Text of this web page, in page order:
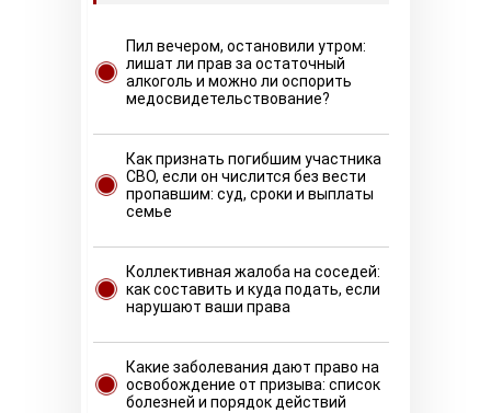
Пил вечером, остановили утром:
лишат ли прав за остаточный
алкоголь и можно ли оспорить
медосвидетельствование?
Как признать погибшим участника
СВО, если он числится без вести
пропавшим: суд, сроки и выплаты
семье
Коллективная жалоба на соседей:
как составить и куда подать, если
нарушают ваши права
Какие заболевания дают право на
освобождение от призыва: список
болезней и порядок действий